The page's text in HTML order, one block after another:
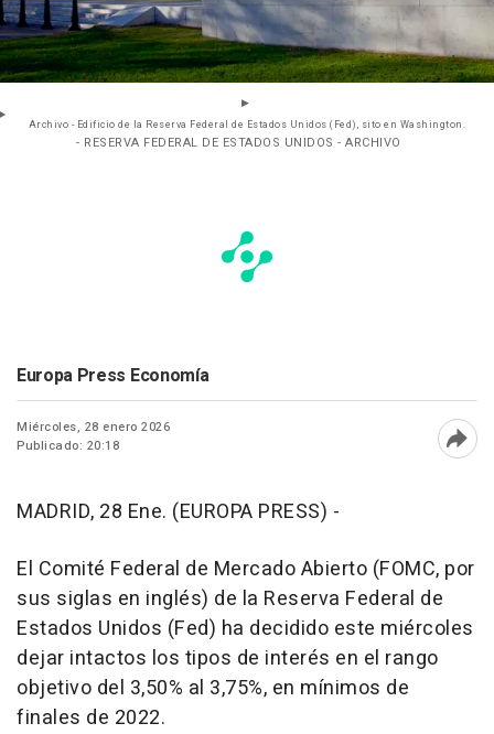
Archivo - Edificio de la Reserva Federal de Estados Unidos (Fed), sito en Washington.
- RESERVA FEDERAL DE ESTADOS UNIDOS - ARCHIVO
Europa Press Economía
Miércoles, 28 enero 2026
Publicado: 20:18
MADRID, 28 Ene. (EUROPA PRESS) -
El Comité Federal de Mercado Abierto (FOMC, por
sus siglas en inglés) de la Reserva Federal de
Estados Unidos (Fed) ha decidido este miércoles
dejar intactos los tipos de interés en el rango
objetivo del 3,50% al 3,75%, en mínimos de
finales de 2022.